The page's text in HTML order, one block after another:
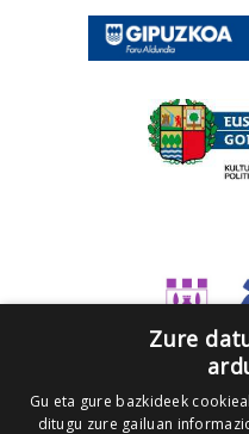
Zure
Gu eta gure bazkideek
ditugu zure gailuan